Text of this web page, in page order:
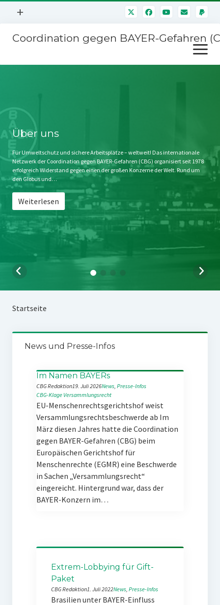
Menü
+
Mitmachen
Kontakt
Impressum
Störfälle
Coordination gegen BAYER-Gefahren
Menü
öffnen
Stichwort BAYER
Jahrestagung
SPENDEN
Über uns
Für Umweltschutz und sichere Arbeitsplätze – weltweit! Das internationale
Netzwerk der Coordination gegen BAYER-Gefahren (CBG) organisiert seit 1978
erfolgreich Widerstand gegen einen der großen Konzerne der Welt. Rund um
den Globus und…
Weiterlesen
Startseite
News und Presse-Infos
Im Namen BAYERs
CBG Redaktion19. Juli 2026News, Presse-Infos
CBG-Klage Versammlungsrecht
EU-Menschenrechtsgerichtshof weist
Versammlungsrechtsbeschwerde ab Im
März diesen Jahres hatte die Coordination
gegen BAYER-Gefahren (CBG) beim
Europäischen Gerichtshof für
Menschenrechte (EGMR) eine Beschwerde
in Sachen „Versammlungsrecht“
eingereicht. Hintergrund war, dass der
BAYER-Konzern im…
Extrem-Lobbying für Gift-
Paket
CBG Redaktion1. Juli 2022News, Presse-Infos
Brasilien unter BAYER-Einfluss